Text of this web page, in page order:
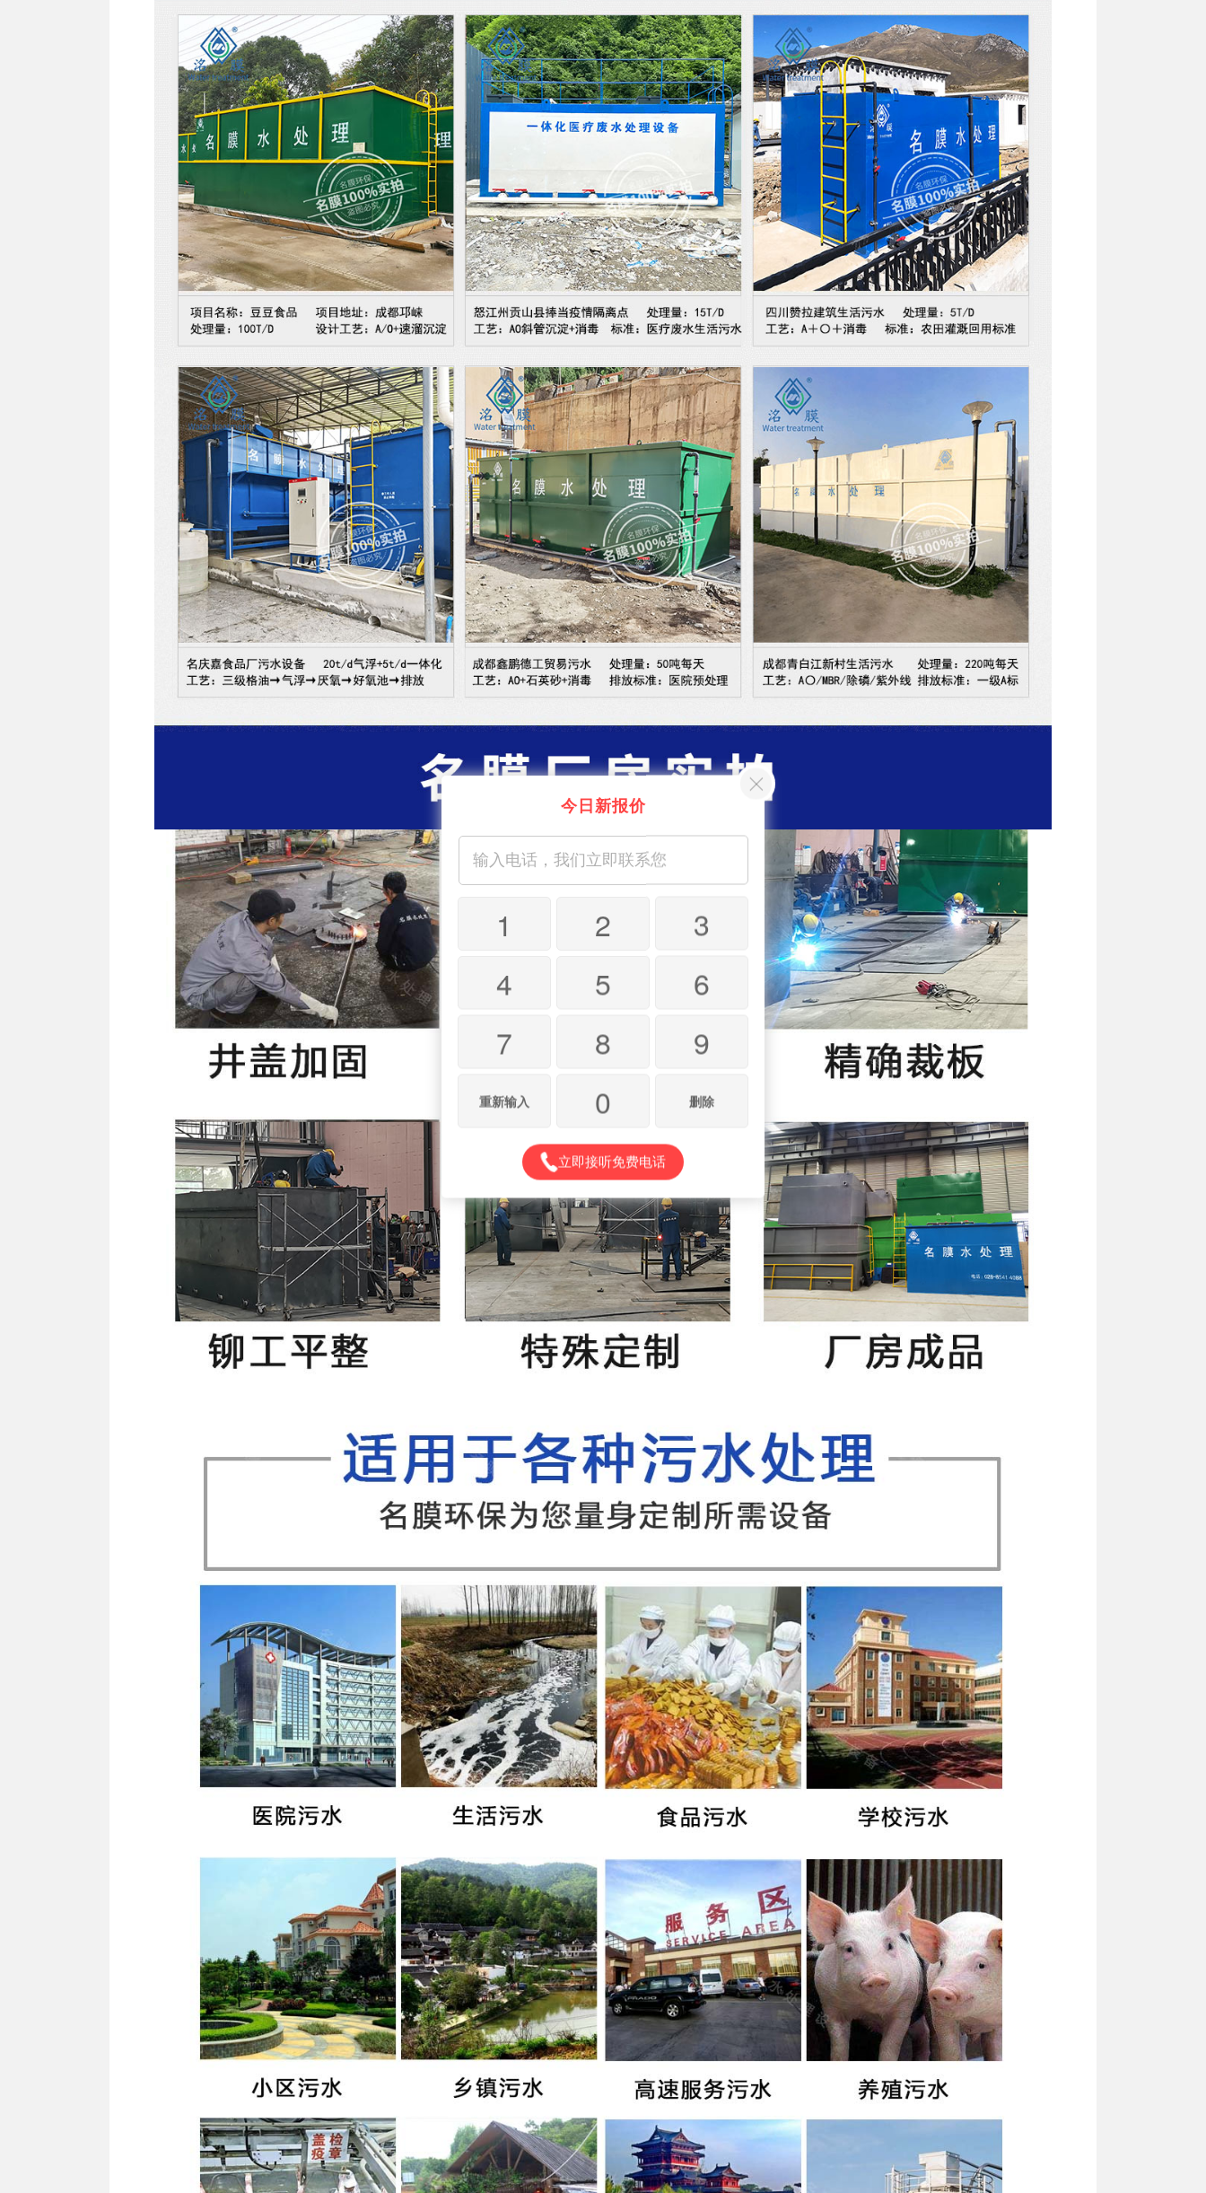
广安（祝总）10分钟前 155... 1000吨污水处理厂咨询已完成
资阳（范女士）1天前 138... 10吨豆制品污水一体化设备已发货
乐山（马总）15分钟前 152... 50吨养猪污水处理报价表已发送
成都（吴经理）1天前
100吨脱硫污水处理设备报价单已发送
泸州（朱经理）5天前 182... 30吨生活污水处理设备合同已签订
今日新报价
1 2
3
4
5
6
7
8 9
重新输入 0 删除
立即接听免费电话